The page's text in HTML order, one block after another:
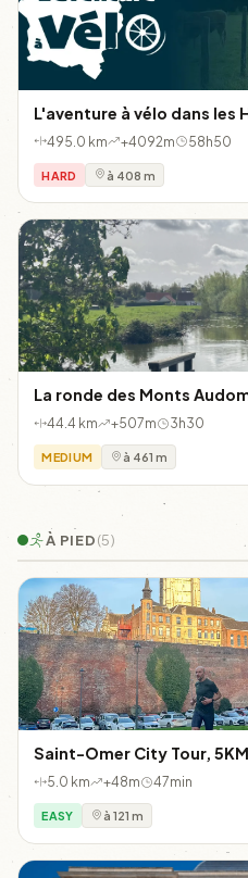
L'aventure à vélo dans les
495.0 km +4092m 58h50
HARD à 408 m
La ronde des Monts
44.4 km +507m 3h30
MEDIUM à 461 m
À PIED(5)
Saint-Omer City Tour,
5.0 km +48m 47min
EASY à 121 m